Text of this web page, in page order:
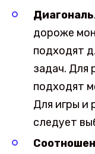
Диагональ
дороже
подходят
задач. Для
подходят
Для игры и
следует